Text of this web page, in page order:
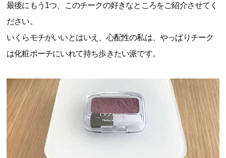
最後にもう1つ、このチークの好きなところをご紹介させてく
ださい。
いくらモチがいいとはいえ、心配性の私は、やっぱりチーク
は化粧ポーチにいれて持ち歩きたい派です。